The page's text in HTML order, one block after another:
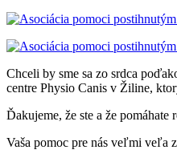
Chceli by sme sa zo srdca
centre Physio Canis v Žiline,
Ďakujeme, že ste a že
Vaša pomoc pre nás veľmi veľa